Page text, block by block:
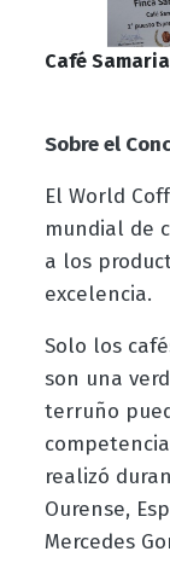
Café Samaria
Sobre el
El World
mundial de
a los
excelencia.
Solo los
son una
terruño
realizó
Ourense,
Mercedes